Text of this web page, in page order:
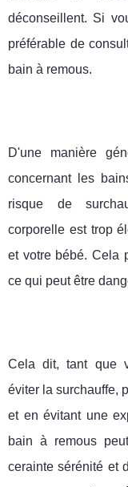
déconseillent. Si
préférable de
bain à remous.
D'une manière
concernant les
risque de
corporelle est trop
et votre bébé. Cela
ce qui peut être
Cela dit, tant que
éviter la surchauffe,
et en évitant une
bain à remous
cerainte sérénité et